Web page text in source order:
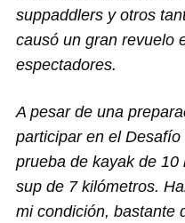
suppaddlers y otros
causó un gran revuelo
espectadores.
A pesar de una
participar en el
prueba de kayak de
sup de 7 kilómetros.
mi condición, bastante